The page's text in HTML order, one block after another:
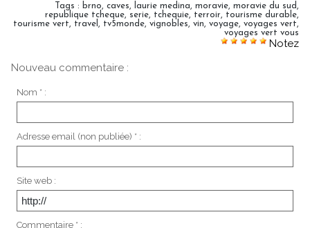
Tags : brno, caves, laurie medina, moravie, moravie du sud,
republique tcheque, serie, tchequie, terroir, tourisme durable,
tourisme vert, travel , tv5monde, vignobles, vin, voyage, voyages vert,
voyages vert vous
Notez
Nouveau commentaire :
Nom * :
Adresse email (non publiée) * :
Site web :
Commentaire * :